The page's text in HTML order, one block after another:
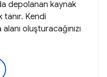
depolanan kaynak
Kendi
oluşturacağınızı